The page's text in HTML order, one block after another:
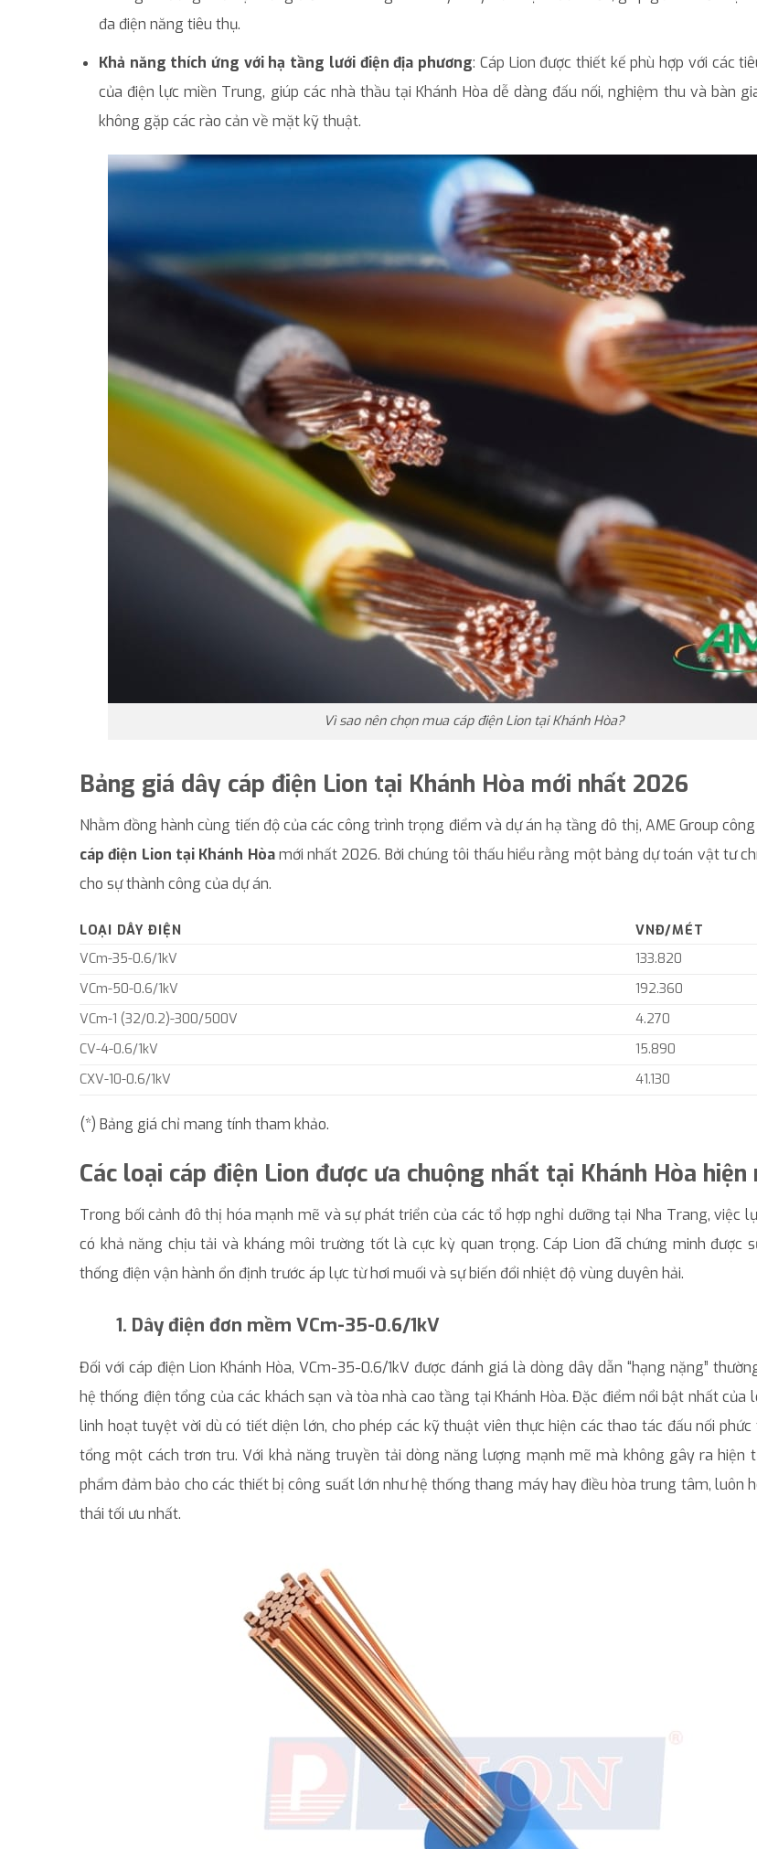
đa điện năng tiêu thụ.
Khả năng thích ứng với hạ tầng lưới điện địa phương: Cáp Lion được thiết kế phù hợp với các
của điện lực miền Trung, giúp các nhà thầu tại Khánh Hòa dễ dàng đấu nối, nghiệm thu và bàn
không gặp các rào cản về mặt kỹ thuật.
Vì sao nên chọn mua cáp điện Lion tại Khánh Hòa?
Bảng giá dây cáp điện Lion tại Khánh Hòa mới nhất 2026
Nhằm đồng hành cùng tiến độ của các công trình trọng điểm và dự án hạ tầng đô thị, AME Group
cáp điện Lion tại Khánh Hòamới nhất 2026. Bởi chúng tôi thấu hiểu rằng một bảng dự toán vật tư
cho sự thành công của dự án.
LOẠI DÂY ĐIỆN
VNĐ/MÉT
VCm-35-0.6/1kV
133.820
VCm-50-0.6/1kV
192.360
VCm-1 (32/0.2)-300/500V
4.270
CV-4-0.6/1kV
15.890
CXV-10-0.6/1kV
41.130
(*) Bảng giá chỉ mang tính tham khảo.
Các loại cáp điện Lion được ưa chuộng nhất tại Khánh Hòa hiện
Trong bối cảnh đô thị hóa mạnh mẽ và sự phát triển của các tổ hợp nghỉ dưỡng tại Nha Trang, việc
có khả năng chịu tải và kháng môi trường tốt là cực kỳ quan trọng. Cáp Lion đã chứng minh được
thống điện vận hành ổn định trước áp lực từ hơi muối và sự biến đổi nhiệt độ vùng duyên hải.
1. Dây điện đơn mềm VCm-35-0.6/1kV
Đối với cáp điện Lion Khánh Hòa, VCm-35-0.6/1kV được đánh giá là dòng dây dẫn “hạng nặng”
hệ thống điện tổng của các khách sạn và tòa nhà cao tầng tại Khánh Hòa. Đặc điểm nổi bật nhất của
linh hoạt tuyệt vời dù có tiết diện lớn, cho phép các kỹ thuật viên thực hiện các thao tác đấu nối
tổng một cách trơn tru. Với khả năng truyền tải dòng năng lượng mạnh mẽ mà không gây ra hiện
phẩm đảm bảo cho các thiết bị công suất lớn như hệ thống thang máy hay điều hòa trung tâm, luôn
thái tối ưu nhất.